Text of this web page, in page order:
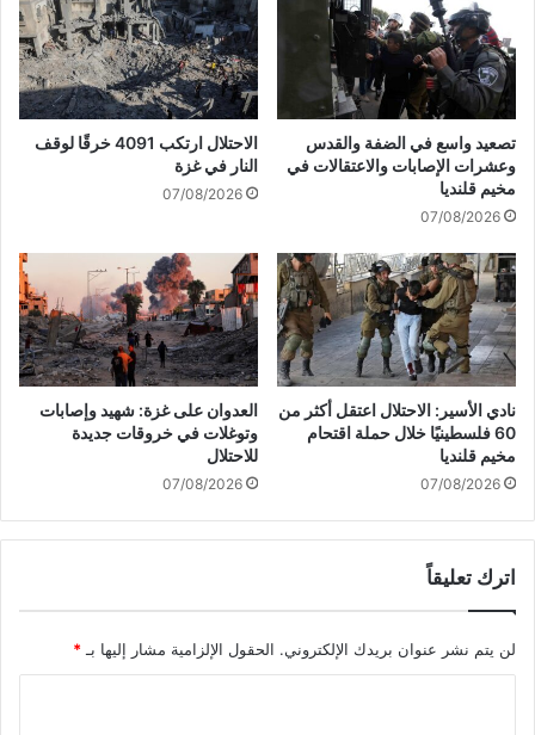
ح
ج
ز
ي
ن
ا
ل
ص
ه
ا
ي
ن
ة
ف
ي
ط
ع
ز
إ
س
ئ
ي
"
ت
ر
غ
ب
ف
ي
ت
م
د
ي
تصعيد واسع في الضفة والقدس
وعشرات الإصابات والاعتقالات في
مخيم قلنديا
07/08/2026
الاحتلال ارتكب 4091 خرقًا لوقف
النار في غزة
07/08/2026
نادي الأسير: الاحتلال اعتقل أكثر من
60 فلسطينيًا خلال حملة اقتحام
مخيم قلنديا
07/08/2026
العدوان على غزة: شهيد وإصابات
وتوغلات في خروقات جديدة
للاحتلال
07/08/2026
اترك تعليقاً
لن يتم نشر عنوان بريدك الإلكتروني. الحقول الإلزامية مشار إليها بـ*